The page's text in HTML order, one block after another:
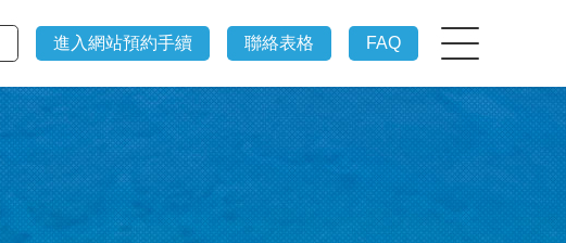
進入網站預約手續 聯絡表格 FAQ